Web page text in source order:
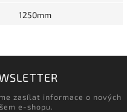
1250mm
zasílat informace o nových
e-shopu.